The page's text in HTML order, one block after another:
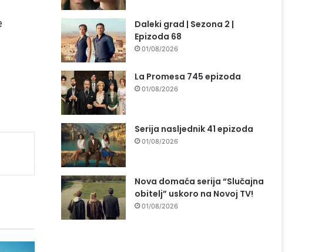
Daleki grad | Sezona 2 |
Epizoda 68
01/08/2026
La Promesa 745 epizoda
01/08/2026
Serija nasljednik 41 epizoda
01/08/2026
Nova domaća serija “Slučajna
obitelj” uskoro na Novoj TV!
01/08/2026